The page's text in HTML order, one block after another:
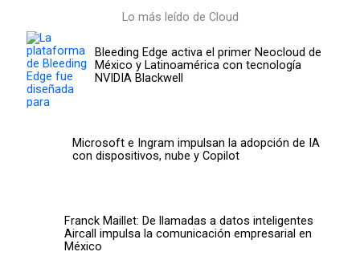
Lo más leído de Cloud
Bleeding Edge activa el primer Neocloud de
México y Latinoamérica con tecnología
NVIDIA Blackwell
Microsoft e Ingram impulsan la adopción de IA
con dispositivos, nube y Copilot
Franck Maillet: De llamadas a datos inteligentes
Aircall impulsa la comunicación empresarial en
México